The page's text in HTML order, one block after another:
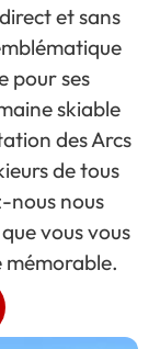
et sans
pour ses
skiable
des Arcs
de tous
nous nous
vous vous
mémorable.